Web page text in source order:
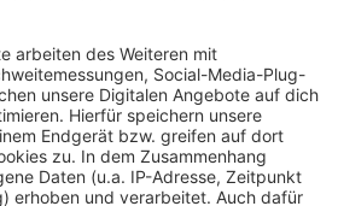
Diskutiert mit auf